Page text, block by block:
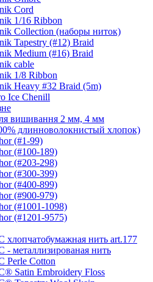
Cord
1/16 Ribbon
Collection (наборы ниток)
Tapestry (#12) Braid
Medium (#16) Braid
cable
1/8 Ribbon
Heavy #32 Braid (5m)
Ice Chenill
вишивання 2 мм, 4 мм
длинноволокнистый хлопок)
(#1-99)
(#100-189)
(#203-298)
(#300-399)
(#400-899)
(#900-979)
(#1001-1098)
(#1201-9575)
хлопчатобумажная нить art.177
- металлизированая нить
Perle Cotton
Satin Embroidery Floss